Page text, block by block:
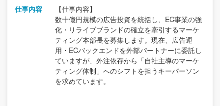
仕事内容
【仕事内容】
数十億円規模の広告投資を統括し、EC事業の強
化・リライブブランドの確立を牽引するマーケ
ティング本部長を募集します。現在、広告運
用・ECバックエンドを外部パートナーに委託し
ていますが、外注依存から「自社主導のマーケ
ティング体制」へのシフトを担うキーパーソン
を求めています。